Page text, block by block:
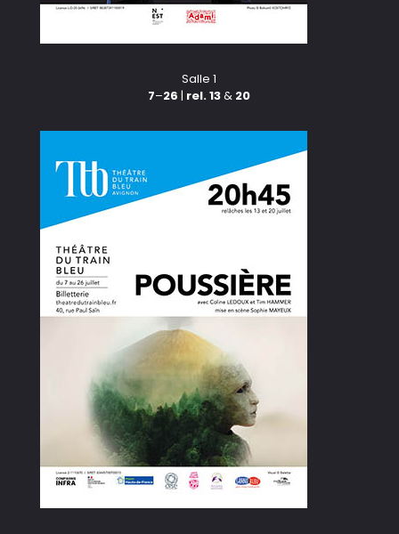
Salle 1
7–26 | rel. 13& 20